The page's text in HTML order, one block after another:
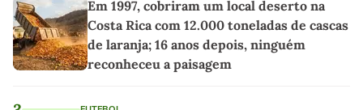
Em 1997, cobriram um local deserto na
Costa Rica com 12.000 toneladas de cascas
de laranja; 16 anos depois, ninguém
reconheceu a paisagem